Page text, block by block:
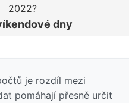
2022?
dny
je rozdíl mezi
pomáhají přesně určit